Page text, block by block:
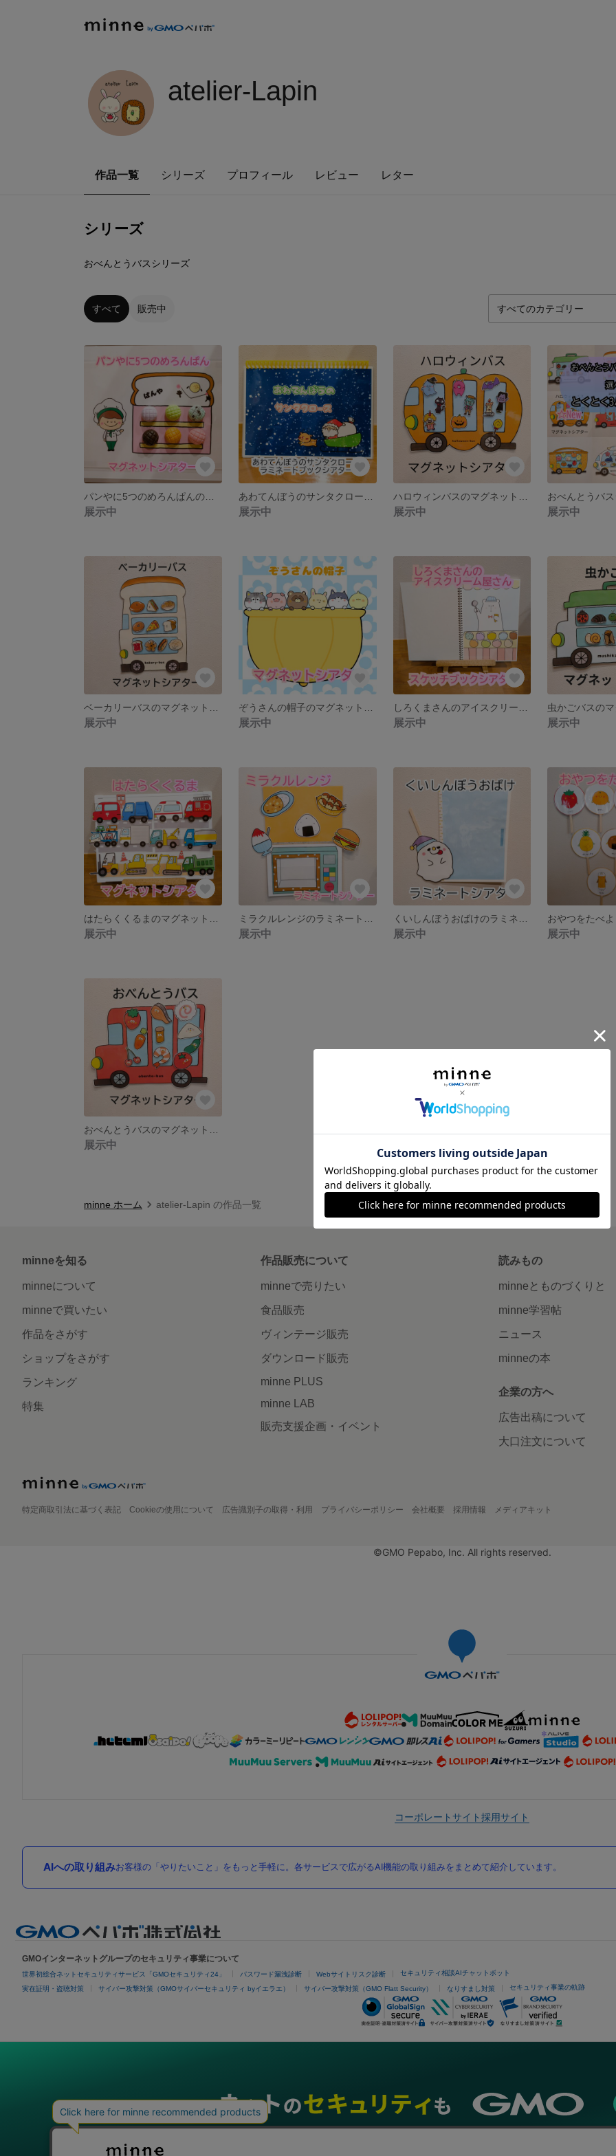
atelier-Lapin
作品一覧 シリーズ プロフィール レビュー レター
シリーズ
おべんとうバスシリーズ
すべて 販売中
展示中 展示中 展示中 展示中
展示中 展示中 展示中 展示中
展示中 展示中 展示中 展示中
展示中
minne ホーム atelier-Lapin の作品一覧
minneを知る
minneについて
minneで買いたい
作品をさがす
ショップをさがす
ランキング
特集
作品販売について
minneで売りたい
食品販売
ヴィンテージ販売
ダウンロード販売
minne PLUS
minne LAB
販売支援企画・イベント
読みもの
minneとものづくりと
minne学習帖
ニュース
minneの本
企業の方へ
広告出稿について
大口注文について
特定商取引法に基づく表記 Cookieの使用について 広告識別子の取得・利用 プライバシーポリシー 会社概要 採用情報 メディアキット
©GMO Pepabo, Inc. All rights reserved.
コーポレートサイト採用サイト
AIへの取り組みお客様の「やりたいこと」をもっと手軽に。各サービスで広がるAI機能の取り組みをまとめて紹介しています。
GMOインターネットグループのセキュリティ事業について
世界初総合ネットセキュリティサービス「GMOセキュリティ24」 パスワード漏洩診断 Webサイトリスク診断 セキュリティ相談AIチャットボット
実在証明・盗聴対策 サイバー攻撃対策（GMOサイバーセキュリティ byイエラエ） サイバー攻撃対策（GMO Flatt Security） なりすまし対策 セキュリティ事業の軌跡